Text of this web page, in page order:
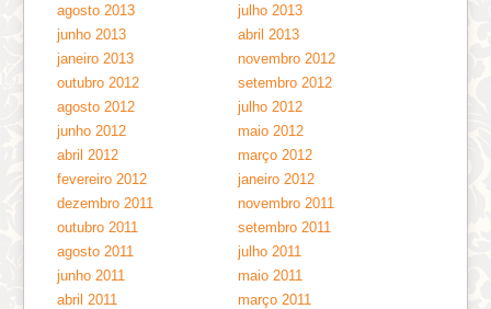
agosto 2013
julho 2013
junho 2013
abril 2013
janeiro 2013
novembro 2012
outubro 2012
setembro 2012
agosto 2012
julho 2012
junho 2012
maio 2012
abril 2012
março 2012
fevereiro 2012
janeiro 2012
dezembro 2011
novembro 2011
outubro 2011
setembro 2011
agosto 2011
julho 2011
junho 2011
maio 2011
abril 2011
março 2011